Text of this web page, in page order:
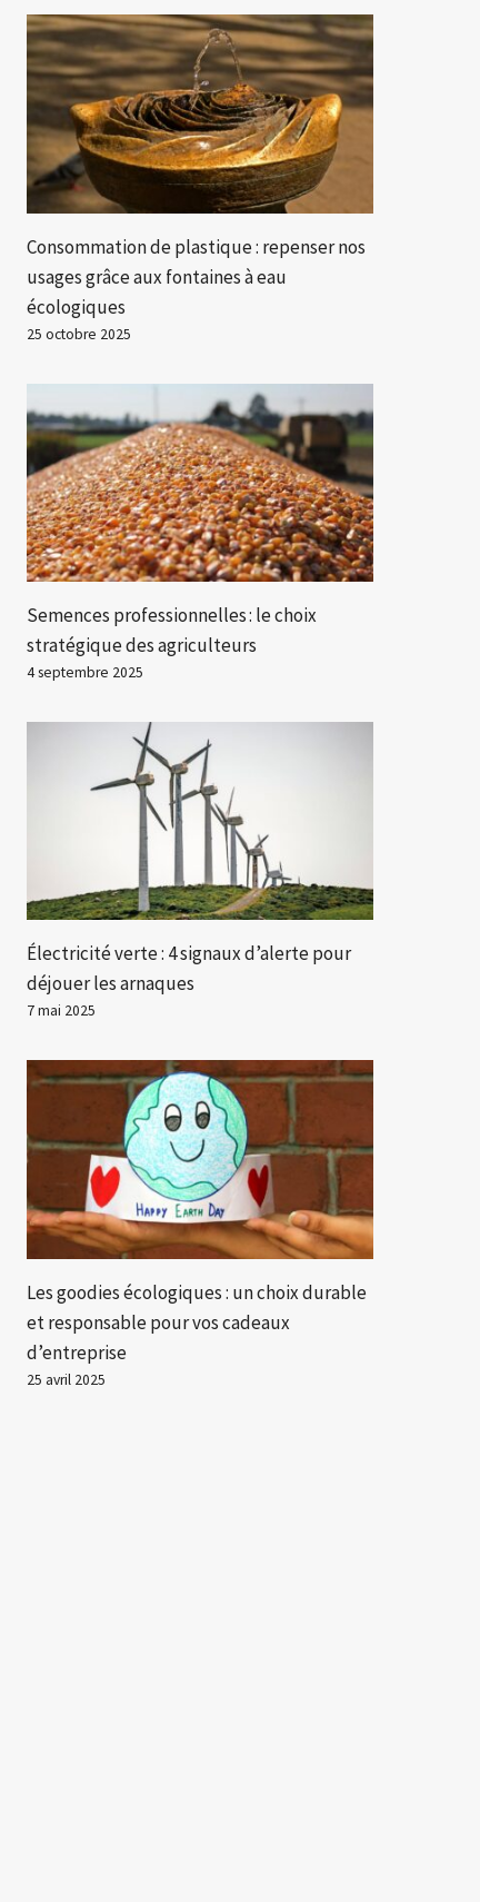
Consommation de plastique : repenser nos
usages grâce aux fontaines à eau
écologiques
25 octobre 2025
Semences professionnelles : le choix
stratégique des agriculteurs
4 septembre 2025
Électricité verte : 4 signaux d’alerte pour
déjouer les arnaques
7 mai 2025
Les goodies écologiques : un choix durable
et responsable pour vos cadeaux
d’entreprise
25 avril 2025